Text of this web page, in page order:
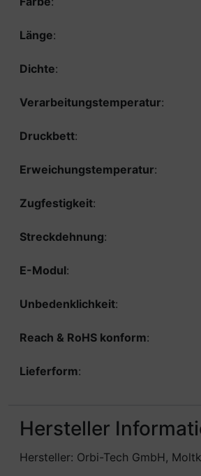
Länge:
Dichte:
Verarbeitungstemperatur:
Druckbett:
Erweichungstemperatur:
Zugfestigkeit:
Streckdehnung:
E-Modul:
Unbedenklichkeit:
Reach & RoHS konform:
Lieferform:
Hersteller
Hersteller: Orbi-Tech GmbH,